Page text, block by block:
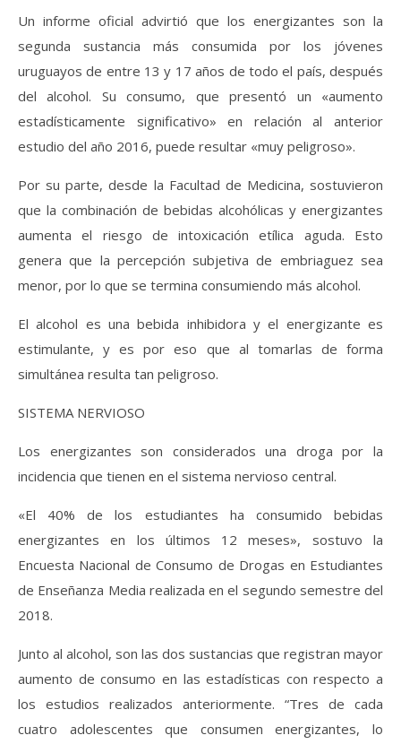
Un informe oficial advirtió que los energizantes son la
segunda sustancia más consumida por los jóvenes
uruguayos de entre 13 y 17 años de todo el país, después
del alcohol. Su consumo, que presentó un «aumento
estadísticamente significativo» en relación al anterior
estudio del año 2016, puede resultar «muy peligroso».
Por su parte, desde la Facultad de Medicina, sostuvieron
que la combinación de bebidas alcohólicas y energizantes
aumenta el riesgo de intoxicación etílica aguda. Esto
genera que la percepción subjetiva de embriaguez sea
menor, por lo que se termina consumiendo más alcohol.
El alcohol es una bebida inhibidora y el energizante es
estimulante, y es por eso que al tomarlas de forma
simultánea resulta tan peligroso.
SISTEMA NERVIOSO
Los energizantes son considerados una droga por la
incidencia que tienen en el sistema nervioso central.
«El 40% de los estudiantes ha consumido bebidas
energizantes en los últimos 12 meses», sostuvo la
Encuesta Nacional de Consumo de Drogas en Estudiantes
de Enseñanza Media realizada en el segundo semestre del
2018.
Junto al alcohol, son las dos sustancias que registran mayor
aumento de consumo en las estadísticas con respecto a
los estudios realizados anteriormente. “Tres de cada
cuatro adolescentes que consumen energizantes, lo